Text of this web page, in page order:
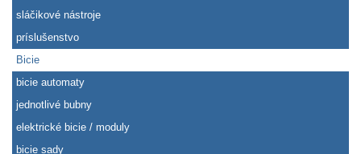
sláčikové nástroje
príslušenstvo
Bicie
bicie automaty
jednotlivé bubny
elektrické bicie / moduly
bicie sady